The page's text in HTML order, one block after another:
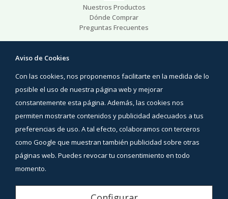
Nuestros Productos
Dónde Comprar
Preguntas Frecuentes
Áreas de interés
Contacto
Síguenos
Facebook
YouTube
Aviso Legal
Aviso de Cookies
Con las cookies, nos proponemos facilitarte en la medida de lo
posible el uso de nuestra página web y mejorar
constantemente esta página. Además, las cookies nos
permiten mostrarte contenidos y publicidad adecuados a tus
preferencias de uso. A tal efecto, colaboramos con terceros
como Google que muestran también publicidad sobre otras
páginas web. Puedes revocar tu consentimiento en todo
momento.